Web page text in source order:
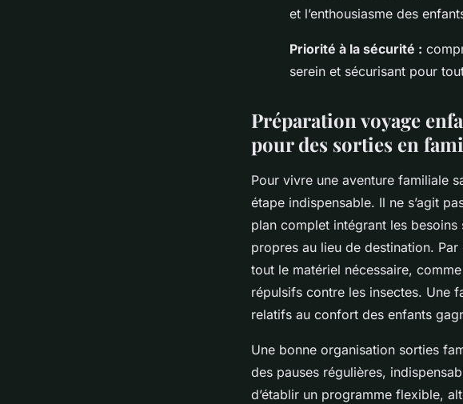
et l’enthousiasme des
Priorité à la sécurité :
serein et sécurisant pour
Préparation voyage
pour des sorties en
Pour vivre une aventure familiale
étape indispensable. Il ne s’agit
plan complet intégrant les
propres au lieu de destination.
tout le matériel nécessaire,
répulsifs contre les insectes. Une
relatifs au confort des enfants
Une bonne organisation sorties
des pauses régulières,
d’établir un programme flexible,